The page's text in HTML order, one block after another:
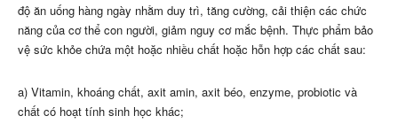
độ ăn uống hàng ngày nhằm duy trì, tăng cường, cải thiện các chức
năng của cơ thể con người, giảm nguy cơ mắc bệnh. Thực phẩm bảo
vệ sức khỏe chứa một hoặc nhiều chất hoặc hỗn hợp các chất sau:
a) Vitamin, khoáng chất, axit amin, axit béo, enzyme, probiotic và
chất có hoạt tính sinh học khác;